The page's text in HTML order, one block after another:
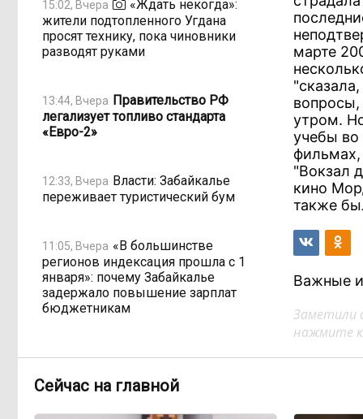
15:02, Вчера
«Ждать некогда»:
жители подтопленного Угдана
просят технику, пока чиновники
разводят руками
13:44, Вчера Правительство РФ
легализует топливо стандарта
«Евро-2»
12:33, Вчера Власти: Забайкалье
переживает туристический бум
11:05, Вчера «В большинстве
регионов индексация прошла с 1
января»: почему Забайкалье
задержало повышение зарплат
бюджетникам
10:16, Вчера
В Каларском округе
уголовные дела
марте
вопросы,
утром.
учебы во
"Вокзал
кино
также
Важные
Заметили
нажмите
Сейчас на главной